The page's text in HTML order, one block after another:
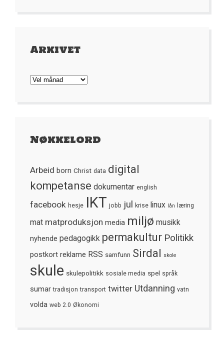
Arkivet
Arkivet
Nøkkelord
Arbeid born Christ data digital
kompetanse dokumentar english
facebook hesje IKT jobb jul krise linux lån læring
mat matproduksjon media miljø musikk
nyhende pedagogikk permakultur Politikk
postkort reklame RSS samfunn Sirdal skole
skule skulepolitikk sosiale media spel språk
sumar tradisjon transport twitter Utdanning vatn
volda web 2.0 Økonomi